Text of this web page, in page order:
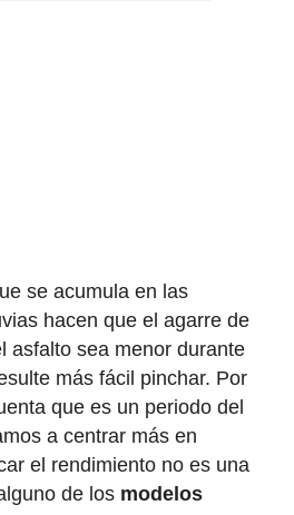
se acumula en las
hacen que el agarre de
asfalto sea menor durante
más fácil pinchar. Por
que es un periodo del
a centrar más en
el rendimiento no es una
de los modelos